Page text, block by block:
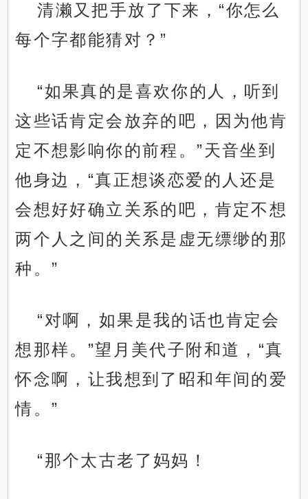
清濑又把手放了下来，“你怎么
每个字都能猜对？”
“如果真的是喜欢你的人，听到
这些话肯定会放弃的吧，因为他肯
定不想影响你的前程。”天音坐到
他身边，“真正想谈恋爱的人还是
会想好好确立关系的吧，肯定不想
两个人之间的关系是虚无缥缈的那
种。”
“对啊，如果是我的话也肯定会
想那样。”望月美代子附和道，“真
怀念啊，让我想到了昭和年间的爱
情。”
“那个太古老了妈妈！